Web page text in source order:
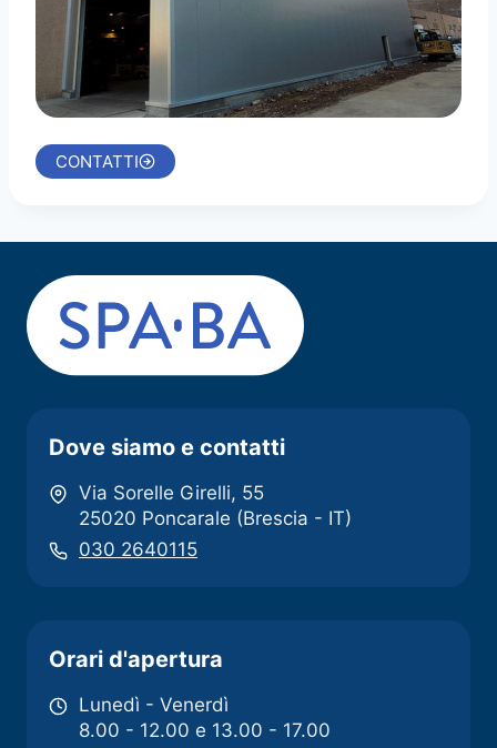
CONTATTI
Dove siamo e contatti
Via Sorelle Girelli, 55
25020 Poncarale (Brescia - IT)
030 2640115
Orari d'apertura
Lunedì - Venerdì
8.00 - 12.00 e 13.00 - 17.00